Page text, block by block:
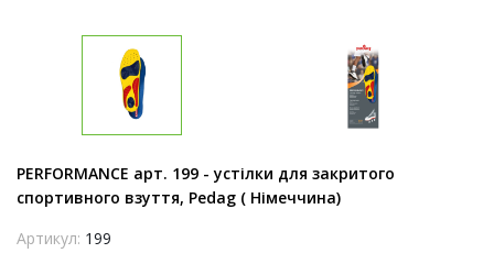
PERFORMANCE арт. 199 - устілки для закритого
спортивного взуття, Pedag ( Німеччина)
Артикул: 199